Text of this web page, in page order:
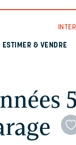
ESTIMER & VENDRE